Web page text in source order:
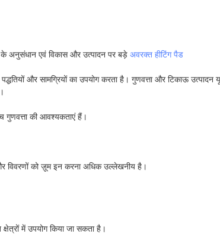
के अनुसंधान एवं विकास और उत्पादन पर बड़े अवरक्त हीटिंग पैड
और सामग्रियों का उपयोग करता है। गुणवत्ता और टिकाऊ
गुणवत्ता की आवश्यकताएं हैं।
विवरणों को ज़ूम इन करना अधिक उल्लेखनीय है।
क्षेत्रों में उपयोग किया जा सकता है।